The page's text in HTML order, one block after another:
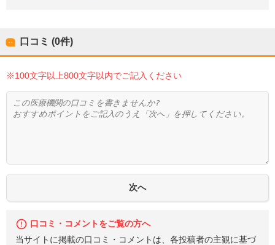
口コミ (0件)
※100文字以上800文字以内でご記入ください
口コミ・コメントをご覧の方へ
当サイトに掲載の口コミ・コメントは、各投稿者の主観に基づ